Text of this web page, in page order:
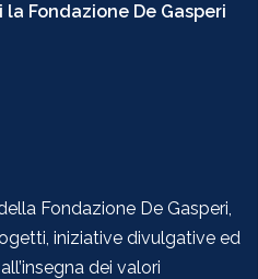
Fondazione De Gasperi
Fondazione De Gasperi,
iniziative divulgative ed
dei valori